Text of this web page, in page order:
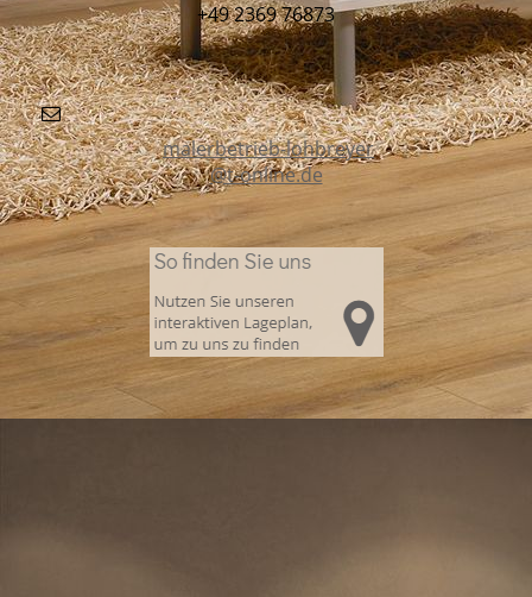
+49 2369 76873
malerbetrieb-lohbreyer
@t-online.de